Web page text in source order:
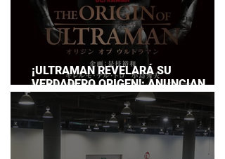
¡ULTRAMAN REVELARÁ SU
VERDADERO ORIGEN!: ANUNCIAN
DOCUMENTAL POR EL 60
ANIVERSARIO DE LA FRANQUICIA